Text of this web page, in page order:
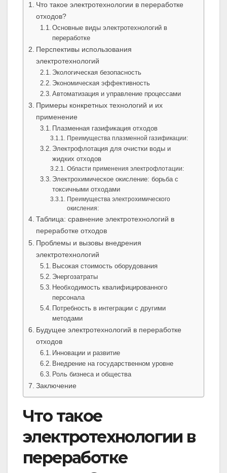
Что такое электротехнологии в переработке
отходов?
Основные виды электротехнологий в
переработке
Перспективы использования
электротехнологий
Экологическая безопасность
Экономическая эффективность
Автоматизация и управление процессами
Примеры конкретных технологий и их
применение
Плазменная газификация отходов
Преимущества плазменной газификации:
Электрофлотация для очистки воды и
жидких отходов
Области применения электрофлотации:
Электрохимическое окисление: борьба с
токсичными отходами
Преимущества электрохимического
окисления:
Таблица: сравнение электротехнологий в
переработке отходов
Проблемы и вызовы внедрения
электротехнологий
Высокая стоимость оборудования
Энергозатраты
Необходимость квалифицированного
персонала
Потребность в интеграции с другими
методами
Будущее электротехнологий в переработке
отходов
Инновации и развитие
Внедрение на государственном уровне
Роль бизнеса и общества
Заключение
Что такое
электротехнологии в
переработке